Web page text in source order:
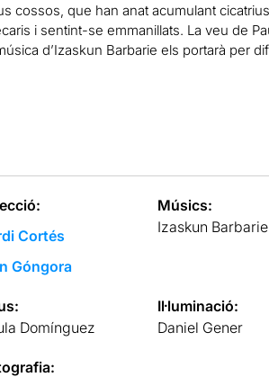
cossos, que han anat acumulant
i sentint-se emmanillats. La veu de
d’Izaskun Barbarie els portarà per
Cortés
Góngora
Músics:
Izaskun
Domínguez
Il·luminació:
Daniel Gener